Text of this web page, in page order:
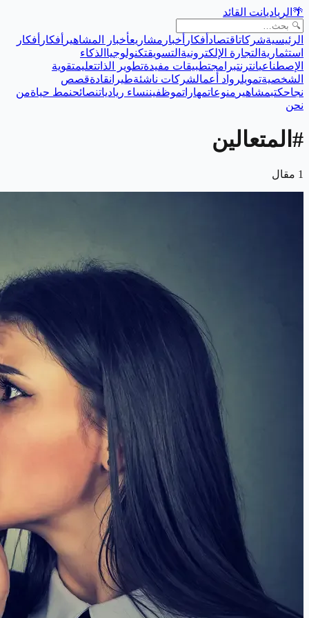
🌴 الرياديانت القائد
الرئيسيةشركاتاقتصاد أفكار أخبار مشاريعأخبار المشاهير أفكار أفكار
استثمارية التجارة الإلكترونية التسويقتكنولوجيا الذكاء
الإصطناعيانترنتبرامجتطبيقات مفيدةتطوير الذاتتعليمتقوية
الشخصيةتمويلرواد أعمالشركات ناشئةطيرانقادةقصص
نجاحكتبمشاهير منوعاتمهاراتموظفيننساء ريادياتنصائحنمط حياةمن
نحن
# المتعالين
1 مقال